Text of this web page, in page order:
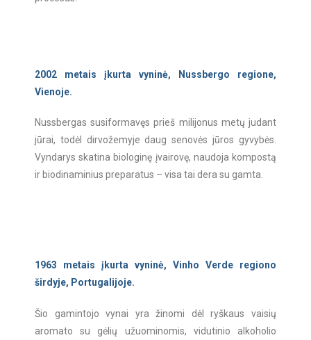
2002 metais įkurta vyninė, Nussbergo regione,
Vienoje.
Nussbergas susiformavęs prieš milijonus metų judant
jūrai, todėl dirvožemyje daugsenovės jūros gyvybės.
Vyndarys skatina biologinę įvairovę, naudoja kompostą
ir biodinaminius preparatus – visa tai dera su gamta.
1963 metais įkurta vyninė, Vinho Verde regiono
širdyje, Portugalijoje.
Šio gamintojo vynai yra žinomi dėl ryškaus vaisių
aromato su gėlių užuominomis, vidutinio alkoholio